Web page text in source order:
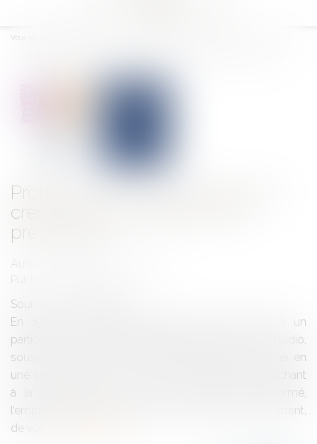
Vous êtes ici :
Protection du consommateur de
crédit : point de départ de la
prescription
Auteur : LEWERTOWSKI Judith
Publié le :
Source :
En 1998, une banque française avait consenti à un
particulier un prêt immobilier affecté à l’achat d’un studio,
souscrit en francs suisses et remboursable à terme en
une seule échéance, le 30 avril 2018. En 2017, reprochant
à la banque de ne pas l’avoir suffisamment informé,
l’emprunteur agissait contre celle-ci aux fins, notamment,
de voir...